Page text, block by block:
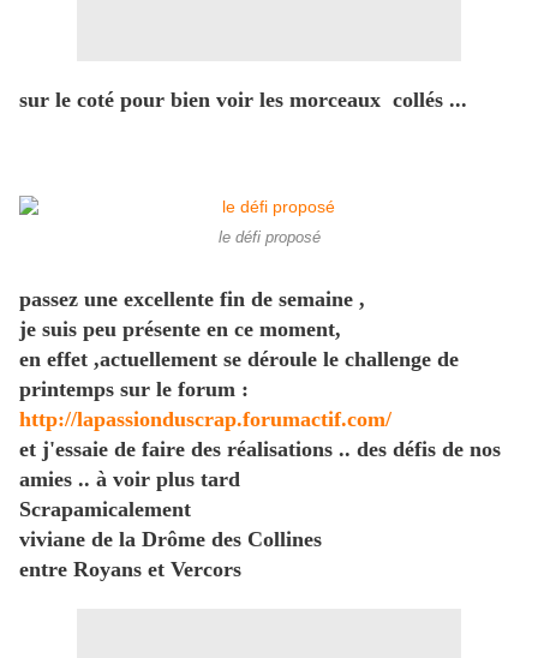
sur le coté pour bien voir les morceaux collés ...
le défi proposé
passez une excellente fin de semaine ,
je suis peu présente en ce moment,
en effet ,actuellement se déroule le challenge de
printemps sur le forum :
http://lapassionduscrap.forumactif.com/
et j'essaie de faire des réalisations .. des défis de nos
amies .. à voir plus tard
Scrapamicalement
viviane de la Drôme des Collines
entre Royans et Vercors